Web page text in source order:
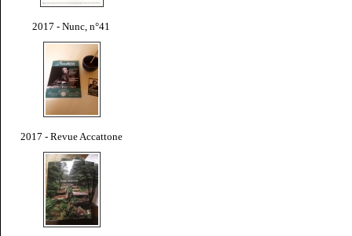
2017 - Nunc, n°41
2017 - Revue Accattone